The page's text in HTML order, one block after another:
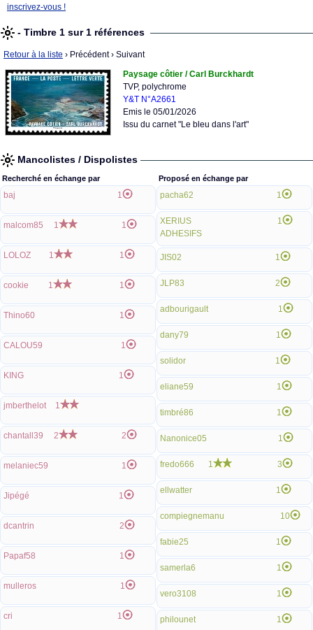
inscrivez-vous !
- Timbre 1 sur 1 références
Retour à la liste › Précédent› Suivant
Paysage côtier / Carl Burckhardt
TVP, polychrome
Y&T N°A2661
Emis le 05/01/2026
Issu du carnet "Le bleu dans l'art"
Mancolistes / Dispolistes
Recherché en échange par
baj 1
malcom85 1 1
LOLOZ 1 1
cookie 1 1
Thino60 1
CALOU59 1
KING 1
jmberthelot 1
chantall39 2 2
melaniec59 1
Jipégé 1
dcantrin 2
Papaf58 1
mulleros 1
cri 1
Proposé en échange par
pacha62 1
XERIUS
ADHESIFS
1
JIS02 1
JLP83 2
adbourigault 1
dany79 1
solidor 1
eliane59 1
timbré86 1
Nanonice05 1
fredo666 1 3
ellwatter 1
compiegnemanu 10
fabie25 1
samerla6 1
vero3108 1
philounet 1